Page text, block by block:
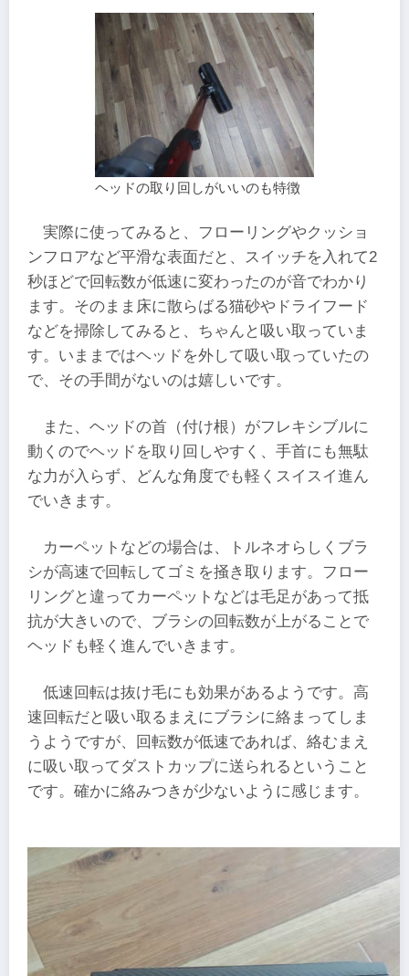
ヘッドの取り回しがいいのも特徴
実際に使ってみると、フローリングやクッショ
ンフロアなど平滑な表面だと、スイッチを入れて2
秒ほどで回転数が低速に変わったのが音でわかり
ます。そのまま床に散らばる猫砂やドライフード
などを掃除してみると、ちゃんと吸い取っていま
す。いままではヘッドを外して吸い取っていたの
で、その手間がないのは嬉しいです。
また、ヘッドの首（付け根）がフレキシブルに
動くのでヘッドを取り回しやすく、手首にも無駄
な力が入らず、どんな角度でも軽くスイスイ進ん
でいきます。
カーペットなどの場合は、トルネオらしくブラ
シが高速で回転してゴミを掻き取ります。フロー
リングと違ってカーペットなどは毛足があって抵
抗が大きいので、ブラシの回転数が上がることで
ヘッドも軽く進んでいきます。
低速回転は抜け毛にも効果があるようです。高
速回転だと吸い取るまえにブラシに絡まってしま
うようですが、回転数が低速であれば、絡むまえ
に吸い取ってダストカップに送られるということ
です。確かに絡みつきが少ないように感じます。